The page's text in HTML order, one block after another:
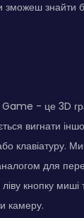
знайти
- це 3D
вигнати
клавіатуру.
для
кнопку миші
камеру.